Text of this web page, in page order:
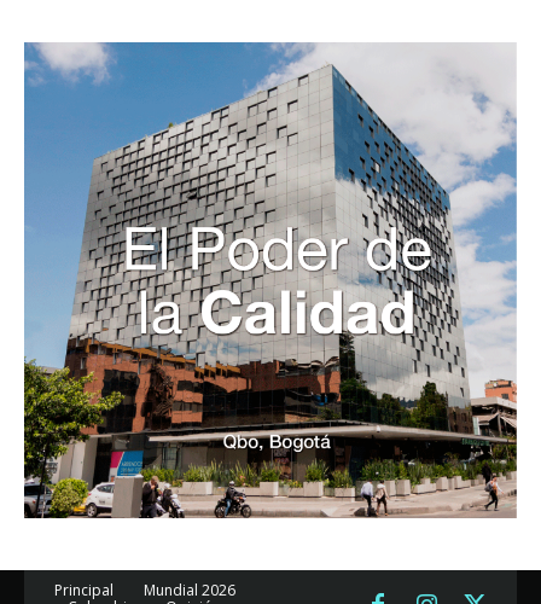
Principal
Mundial 2026